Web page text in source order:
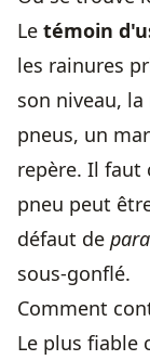
Le témoin
les rainures
son niveau,
pneus, un
repère. Il faut
pneu peut
défaut de
sous-gonflé.
Comment
Le plus fiable